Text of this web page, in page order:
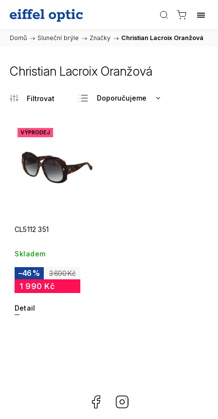
Domů / Sluneční brýle / Značky / Christian Lacroix Oranžová
Christian Lacroix Oranžová
Doporučujeme
VÝPRODEJ
CL5112 351
Skladem
3 690 Kč
–46 %
1 990 Kč
Detail
Facebook